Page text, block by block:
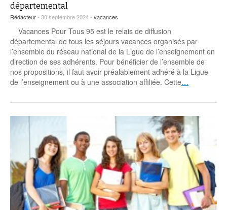
départemental
Rédacteur- 30 septembre 2024 - vacances
Vacances Pour Tous 95 est le relais de diffusion
départemental de tous les séjours vacances organisés par
l’ensemble du réseau national de la Ligue de l’enseignement en
direction de ses adhérents. Pour bénéficier de l’ensemble de
nos propositions, il faut avoir préalablement adhéré à la Ligue
de l’enseignement ou à une association affiliée. Cette…